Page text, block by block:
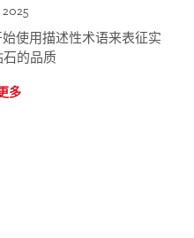
2025
使用描述性术语来表征实
的品质
多